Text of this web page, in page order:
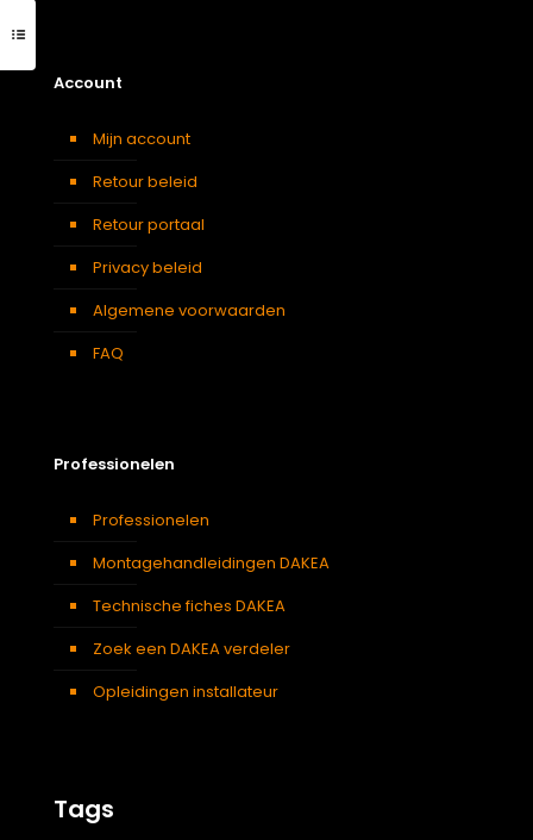
Account
Mijn account
Retour beleid
Retour portaal
Privacy beleid
Algemene voorwaarden
FAQ
Professionelen
Professionelen
Montagehandleidingen DAKEA
Technische fiches DAKEA
Zoek een DAKEA verdeler
Opleidingen installateur
Tags